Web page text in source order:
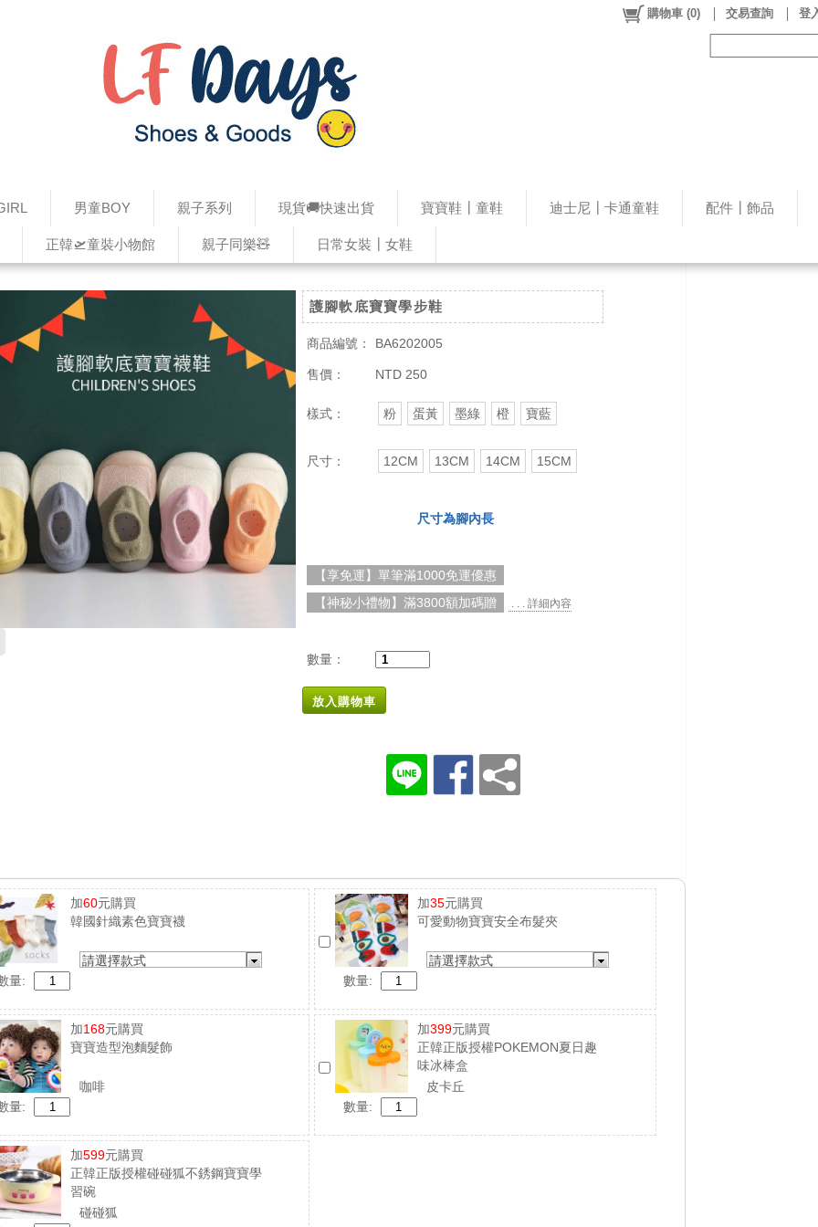
男童BOY 親子系列 現貨🚚快速出貨 寶寶鞋┃童鞋 迪士尼┃卡通童鞋 配件┃飾品
正韓🛫童裝小物館 親子同樂🧸 日常女裝┃女鞋
購物車 (0) 交易查詢 登
護腳軟底寶寶學步鞋
商品編號： BA6202005
售價： NTD 250
樣式： 粉 蛋黃 墨綠 橙 寶藍
尺寸： 12CM 13CM 14CM 15CM
尺寸為腳內長
【享免運】單筆滿1000免運優惠
【神秘小禮物】滿3800額加碼贈
. . . 詳細內容
數量：
放入購物車
加60元購買
韓國針織素色寶寶襪
請選擇款式
量:
加35元購買
可愛動物寶寶安全布髮夾
請選擇款式
數量:
加168元購買
寶寶造型泡麵髮飾
咖啡
量:
加399元購買
正韓正版授權POKEMON夏日趣
味冰棒盒
皮卡丘
數量:
加599元購買
正韓正版授權碰碰狐不銹鋼寶寶學
習碗
碰碰狐